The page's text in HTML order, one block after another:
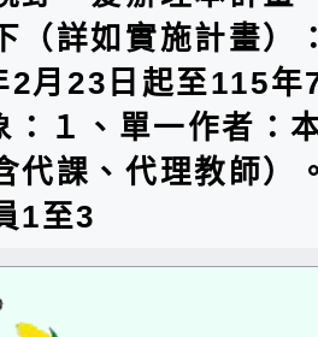
（詳如實施計畫）
2月23日起至115年
：１、單一作者：
代課、代理教師）
1至3